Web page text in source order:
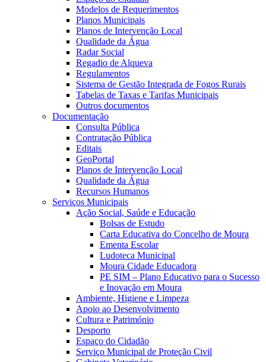
Modelos de Requerimentos
Planos Municipais
Planos de Intervenção Local
Qualidade da Água
Radar Social
Regadio de Alqueva
Regulamentos
Sistema de Gestão Integrada de Fogos Rurais
Tabelas de Taxas e Tarifas Municipais
Outros documentos
Documentação
Consulta Pública
Contratação Pública
Editais
GeoPortal
Planos de Intervenção Local
Qualidade da Água
Recursos Humanos
Serviços Municipais
Ação Social, Saúde e Educação
Bolsas de Estudo
Carta Educativa do Concelho de Moura
Ementa Escolar
Ludoteca Municipal
Moura Cidade Educadora
PE SIM – Plano Educativo para o Sucesso
e Inovação em Moura
Ambiente, Higiene e Limpeza
Apoio ao Desenvolvimento
Cultura e Património
Desporto
Espaço do Cidadão
Serviço Municipal de Proteção Civil